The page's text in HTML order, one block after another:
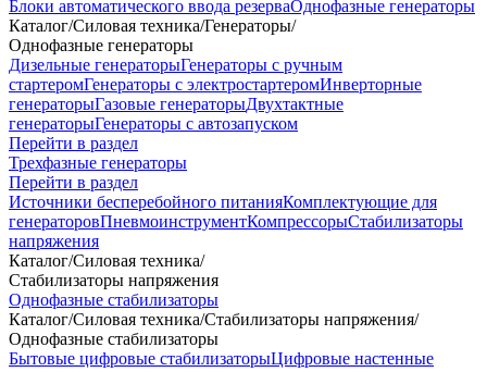
Блоки автоматического ввода резерваОднофазные генераторы
Каталог/Силовая техника/Генераторы/
Однофазные генераторы
Дизельные генераторыГенераторы с ручным
стартеромГенераторы с электростартеромИнверторные
генераторыГазовые генераторыДвухтактные
генераторыГенераторы с автозапуском
Перейти в раздел
Трехфазные генераторы
Перейти в раздел
Источники бесперебойного питанияКомплектующие для
генераторовПневмоинструментКомпрессорыСтабилизаторы
напряжения
Каталог/Силовая техника/
Стабилизаторы напряжения
Однофазные стабилизаторы
Каталог/Силовая техника/Стабилизаторы напряжения/
Однофазные стабилизаторы
Бытовые цифровые стабилизаторыЦифровые настенные